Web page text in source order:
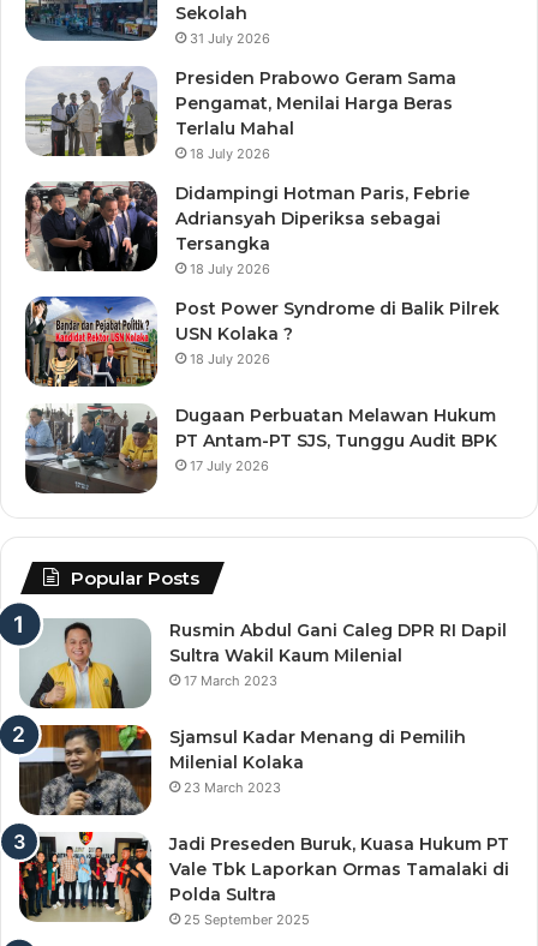
Sekolah
31 July 2026
Presiden Prabowo Geram Sama
Pengamat, Menilai Harga Beras
Terlalu Mahal
18 July 2026
Didampingi Hotman Paris, Febrie
Adriansyah Diperiksa sebagai
Tersangka
18 July 2026
Post Power Syndrome di Balik Pilrek
USN Kolaka ?
18 July 2026
Dugaan Perbuatan Melawan Hukum
PT Antam-PT SJS, Tunggu Audit BPK
17 July 2026
Popular Posts
Rusmin Abdul Gani Caleg DPR RI Dapil
Sultra Wakil Kaum Milenial
17 March 2023
Sjamsul Kadar Menang di Pemilih
Milenial Kolaka
23 March 2023
Jadi Preseden Buruk, Kuasa Hukum PT
Vale Tbk Laporkan Ormas Tamalaki di
Polda Sultra
25 September 2025